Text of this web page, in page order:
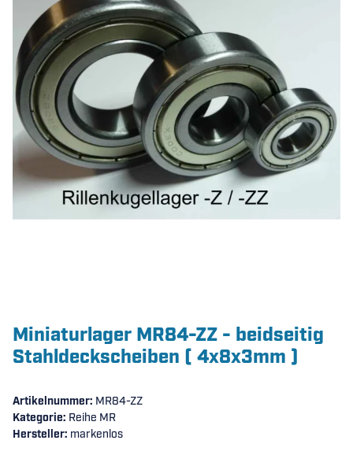
Miniaturlager MR84-ZZ - beidseitig
Stahldeckscheiben ( 4x8x3mm )
Artikelnummer: MR84-ZZ
Kategorie: Reihe MR
Hersteller: markenlos